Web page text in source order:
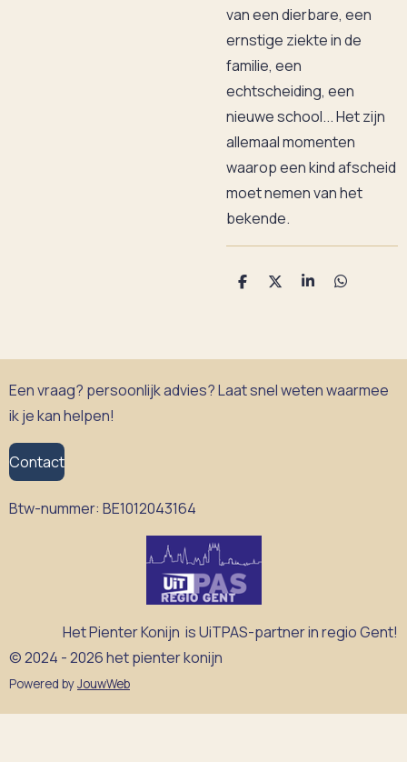
van een dierbare, een
ernstige ziekte in de
familie, een
echtscheiding, een
nieuwe school... Het zijn
allemaal momenten
waarop een kind afscheid
moet nemen van het
bekende.
D
D
S
D
Een vraag? persoonlijk advies? Laat snel weten waarmee
ik je kan helpen!
Contact
Btw-nummer: BE1012043164
Het Pienter Konijn is UiTPAS-partner in regio Gent!
© 2024 - 2026 het pienter konijn
Powered byJouwWeb